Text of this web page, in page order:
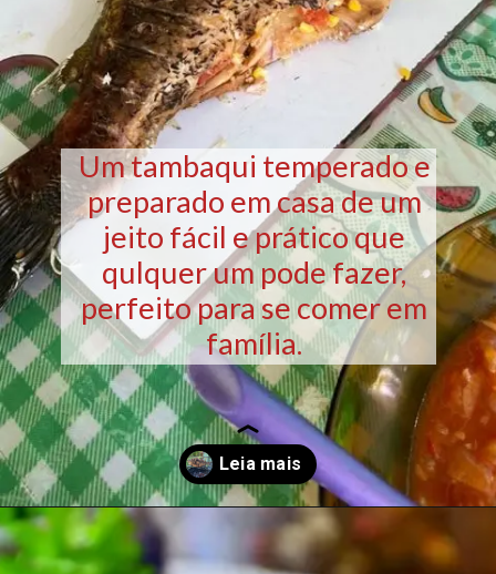
Um tambaqui temperado e
preparado em casa de um
jeito fácil e prático que
qulquer um pode fazer,
perfeito para se comer em
família.
Opening